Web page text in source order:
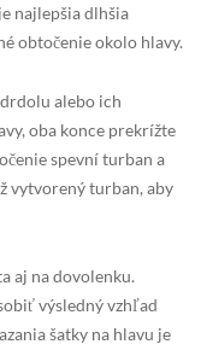
najlepšia dlhšia
obtočenie okolo hlavy.
alebo ich
oba konce prekrížte
spevní turban a
vytvorený turban, aby
aj na dovolenku.
výsledný vzhľad
šatky na hlavu je